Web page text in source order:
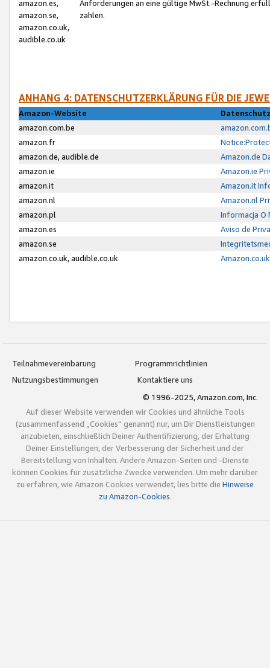
amazon.es,
amazon.se,
amazon.co.uk,
audible.co.uk
Anforderungen an eine gültige MwSt.-Rechnung
zahlen.
ANHANG 4: DATENSCHUTZERKLÄRUNG FÜR DIE
Amazon-Website
amazon.com.be
amazon.fr
amazon.de, audible.de
Amazon.de
amazon.ie
Amazon.ie
amazon.it
Amazon.it
amazon.nl
Amazon.nl
amazon.pl
Informacja O
amazon.es
Aviso de
amazon.se
amazon.co.uk, audible.co.uk
Teilnahmevereinbarung
Programmrichtlinien
Nutzungsbestimmungen
Kontaktiere uns
© 1996-2025, Amazon.com, Inc.
Auf dieser Website verwenden wir Cookies und ähnliche Tools
(zusammenfassend „Cookies“ genannt) nur, um Dir Dienstleistungen
anzubieten, einschließlich Deiner Authentifizierung, der Erhaltung
Deiner Einstellungen, der Verbesserung der Sicherheit und der
Bereitstellung von Inhalten. Andere Amazon-Seiten und -Dienste
können Cookies für zusätzliche Zwecke verwenden. Um mehr darüber
zu erfahren, wie Amazon Cookies verwendet, lies bitte die Hinweise
zu Amazon-Cookies.